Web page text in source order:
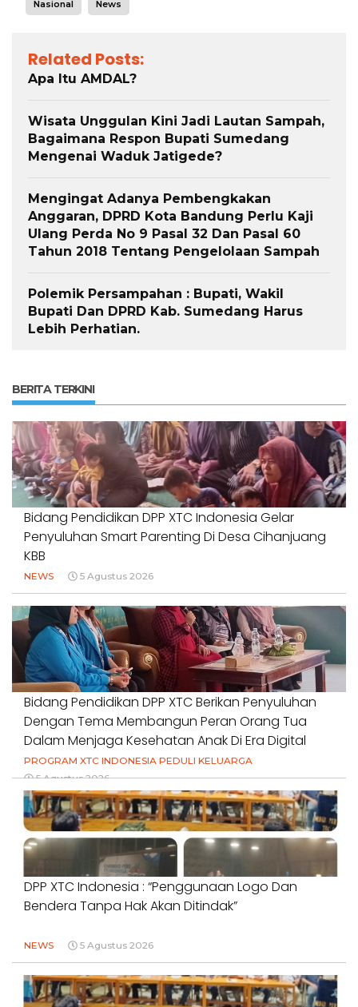
Nasional News
Related Posts:
Apa Itu AMDAL?
Wisata Unggulan Kini Jadi Lautan Sampah,
Bagaimana Respon Bupati Sumedang
Mengenai Waduk Jatigede?
Mengingat Adanya Pembengkakan
Anggaran, DPRD Kota Bandung Perlu Kaji
Ulang Perda No 9 Pasal 32 Dan Pasal 60
Tahun 2018 Tentang Pengelolaan Sampah
Polemik Persampahan : Bupati, Wakil
Bupati Dan DPRD Kab. Sumedang Harus
Lebih Perhatian.
BERITA TERKINI
Bidang Pendidikan DPP XTC Indonesia Gelar
Penyuluhan Smart Parenting Di Desa Cihanjuang
KBB
NEWS 5 Agustus 2026
Bidang Pendidikan DPP XTC Berikan Penyuluhan
Dengan Tema Membangun Peran Orang Tua
Dalam Menjaga Kesehatan Anak Di Era Digital
PROGRAM XTC INDONESIA PEDULI KELUARGA
5 Agustus 2026
DPP XTC Indonesia : “Penggunaan Logo Dan
Bendera Tanpa Hak Akan Ditindak”
NEWS 5 Agustus 2026